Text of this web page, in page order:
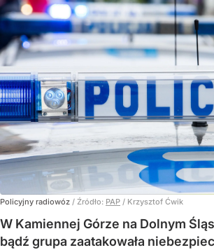
Policyjny radiowóz / Źródło: PAP / Krzysztof Ćwik
W Kamiennej Górze na Dolnym
bądź grupa zaatakowała